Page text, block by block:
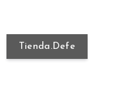
Tienda.Defe